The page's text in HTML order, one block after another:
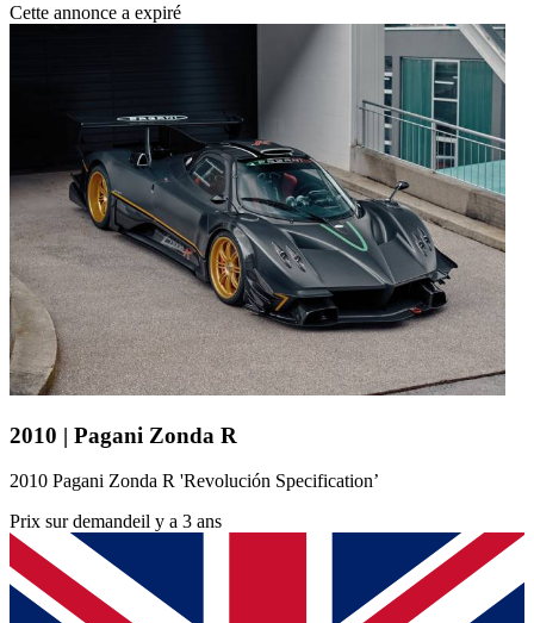
Cette annonce a expiré
2010 | Pagani Zonda R
2010 Pagani Zonda R 'Revolución Specification’
Prix sur demandeil y a 3 ans